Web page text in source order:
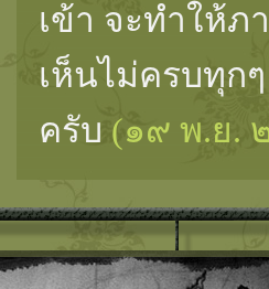
เข้า จะทำให้ภ
เห็นไม่ครบทุก
ครับ (๑๙ พ.ย.